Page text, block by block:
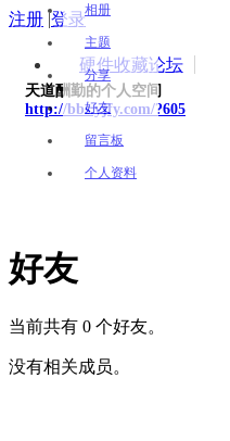
注册 |登录
硬件收藏论坛
天道酬勤的个人空间
http://bbs.yjfy.com/?605
相册
主题
分享
好友
留言板
个人资料
好友
当前共有 0 个好友。
没有相关成员。